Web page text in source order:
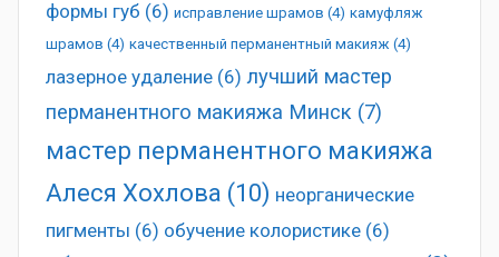
формы губ (6) исправление шрамов (4) камуфляж
шрамов (4) качественный перманентный макияж (4)
лазерное удаление (6) лучший мастер
перманентного макияжа Минск (7)
мастер перманентного макияжа
Алеся Хохлова (10) неорганические
пигменты (6) обучение колористике (6)